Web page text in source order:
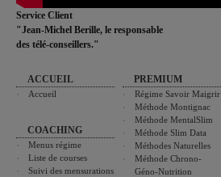
Service Client
"Jean-Michel Berille, le responsable
des télé-conseillers."
ACCUEIL
Accueil
COACHING
Menus régime
Liste de courses
Suivi des mensurations
PREMIUM
Régime Savoir Maigrir
Méthode Montignac
Méthode MentalSlim
Méthode Slim Data
Méthodes Naturelles
Méthode Chrono-
Géno-Nutrition